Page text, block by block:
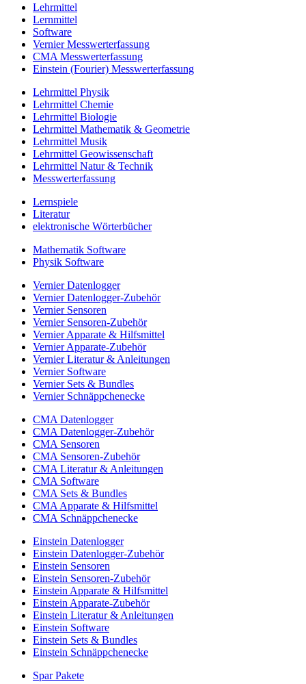
Lehrmittel
Lernmittel
Software
Vernier Messwerterfassung
CMA Messwerterfassung
Einstein (Fourier) Messwerterfassung
Lehrmittel Physik
Lehrmittel Chemie
Lehrmittel Biologie
Lehrmittel Mathematik & Geometrie
Lehrmittel Musik
Lehrmittel Geowissenschaft
Lehrmittel Natur & Technik
Messwerterfassung
Lernspiele
Literatur
elektronische Wörterbücher
Mathematik Software
Physik Software
Vernier Datenlogger
Vernier Datenlogger-Zubehör
Vernier Sensoren
Vernier Sensoren-Zubehör
Vernier Apparate & Hilfsmittel
Vernier Apparate-Zubehör
Vernier Literatur & Anleitungen
Vernier Software
Vernier Sets & Bundles
Vernier Schnäppchenecke
CMA Datenlogger
CMA Datenlogger-Zubehör
CMA Sensoren
CMA Sensoren-Zubehör
CMA Literatur & Anleitungen
CMA Software
CMA Sets & Bundles
CMA Apparate & Hilfsmittel
CMA Schnäppchenecke
Einstein Datenlogger
Einstein Datenlogger-Zubehör
Einstein Sensoren
Einstein Sensoren-Zubehör
Einstein Apparate & Hilfsmittel
Einstein Apparate-Zubehör
Einstein Literatur & Anleitungen
Einstein Software
Einstein Sets & Bundles
Einstein Schnäppchenecke
Spar Pakete